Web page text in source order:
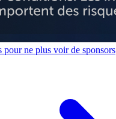
pour ne plus voir de sponsors